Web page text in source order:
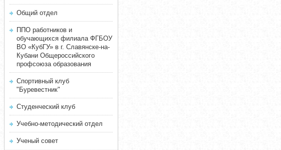
Общий отдел
ППО работников и
обучающихся филиала ФГБОУ
ВО «КубГУ» в г. Славянске-на-
Кубани Общероссийского
профсоюза образования
Спортивный клуб
"Буревестник"
Студенческий клуб
Учебно-методический отдел
Ученый совет